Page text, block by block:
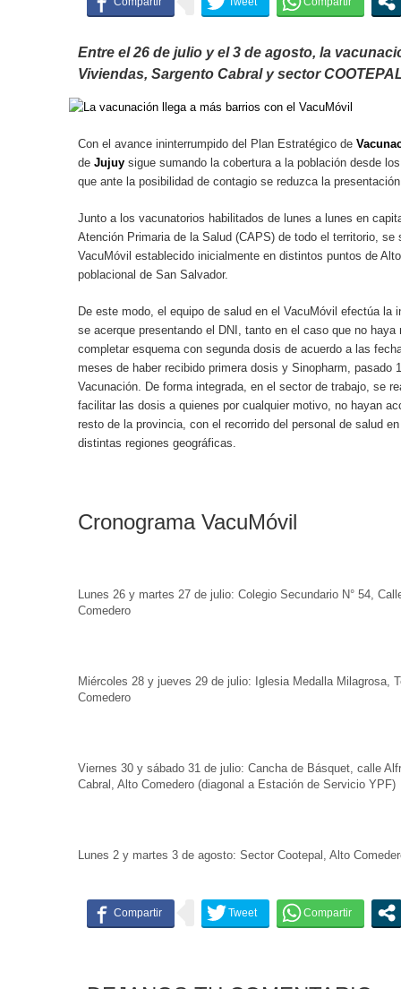
Entre el 26 de julio y el 3 de agosto, la
Viviendas, Sargento Cabral y sector
Con el avance ininterrumpido del Plan Estratégico de
de Jujuy sigue sumando la cobertura a la población desde
que ante la posibilidad de contagio se reduzca la
Junto a los vacunatorios habilitados de lunes a lunes en
Atención Primaria de la Salud (CAPS) de todo el territorio,
VacuMóvil establecido inicialmente en distintos puntos de
poblacional de San Salvador.
De este modo, el equipo de salud en el VacuMóvil efectúa la
se acerque presentando el DNI, tanto en el caso que no
completar esquema con segunda dosis de acuerdo a las
meses de haber recibido primera dosis y Sinopharm, pasado
Vacunación. De forma integrada, en el sector de trabajo, se
facilitar las dosis a quienes por cualquier motivo, no hayan
resto de la provincia, con el recorrido del personal de salud
distintas regiones geográficas.
Cronograma VacuMóvil
Lunes 26 y martes 27 de julio: Colegio Secundario N° 54,
Comedero
Miércoles 28 y jueves 29 de julio: Iglesia Medalla Milagrosa,
Comedero
Viernes 30 y sábado 31 de julio: Cancha de Básquet, calle
Cabral, Alto Comedero (diagonal a Estación de Servicio YPF)
Lunes 2 y martes 3 de agosto: Sector Cootepal, Alto